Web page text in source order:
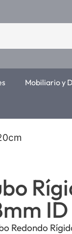
Mobiliario y
Redondo